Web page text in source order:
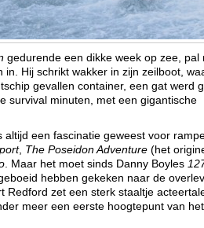
gedurende een dikke week op zee, pal
in. Hij schrikt wakker in zijn zeilboot,
gevallen container, een gat werd
survival minuten, met een gigantische
altijd een fascinatie geweest voor
, The Poseidon Adventure (het
. Maar het moet sinds Danny Boyles
hebben gekeken naar de
Redford zet een sterk staaltje
meer een eerste hoogtepunt van